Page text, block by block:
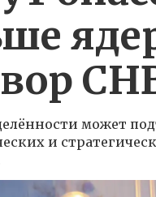
может
и